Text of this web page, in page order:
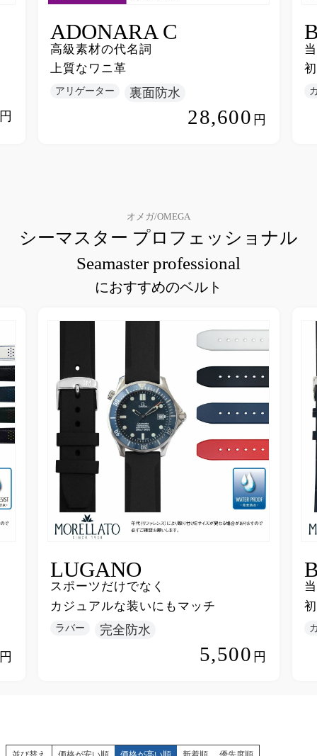
円
ADONARA C
高級素材の代名詞
上質なワニ革
アリゲーター 裏面防水
28,600 円
オメガ/OMEGA
シーマスター プロフェッショナル
Seamaster professional
におすすめのベルト
円
LUGANO
スポーツだけでなく
カジュアルな装いにもマッチ
ラバー 完全防水
5,500 円